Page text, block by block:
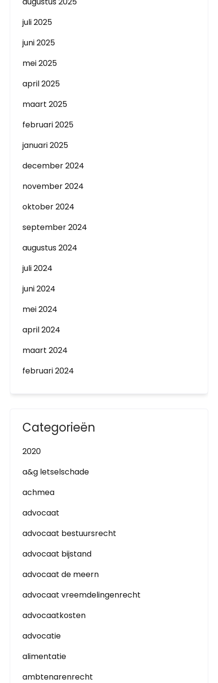
juli 2025
juni 2025
mei 2025
april 2025
maart 2025
februari 2025
januari 2025
december 2024
november 2024
oktober 2024
september 2024
augustus 2024
juli 2024
juni 2024
mei 2024
april 2024
maart 2024
februari 2024
Categorieën
2020
a&g letselschade
achmea
advocaat
advocaat bestuursrecht
advocaat bijstand
advocaat de meern
advocaat vreemdelingenrecht
advocaatkosten
advocatie
alimentatie
ambtenarenrecht